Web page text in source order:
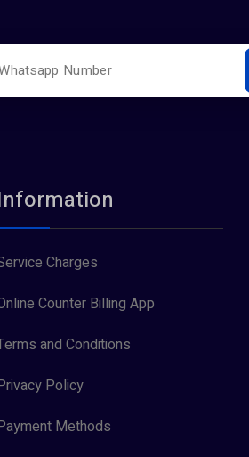
Charges
Counter Billing App
and Conditions
Policy
Methods